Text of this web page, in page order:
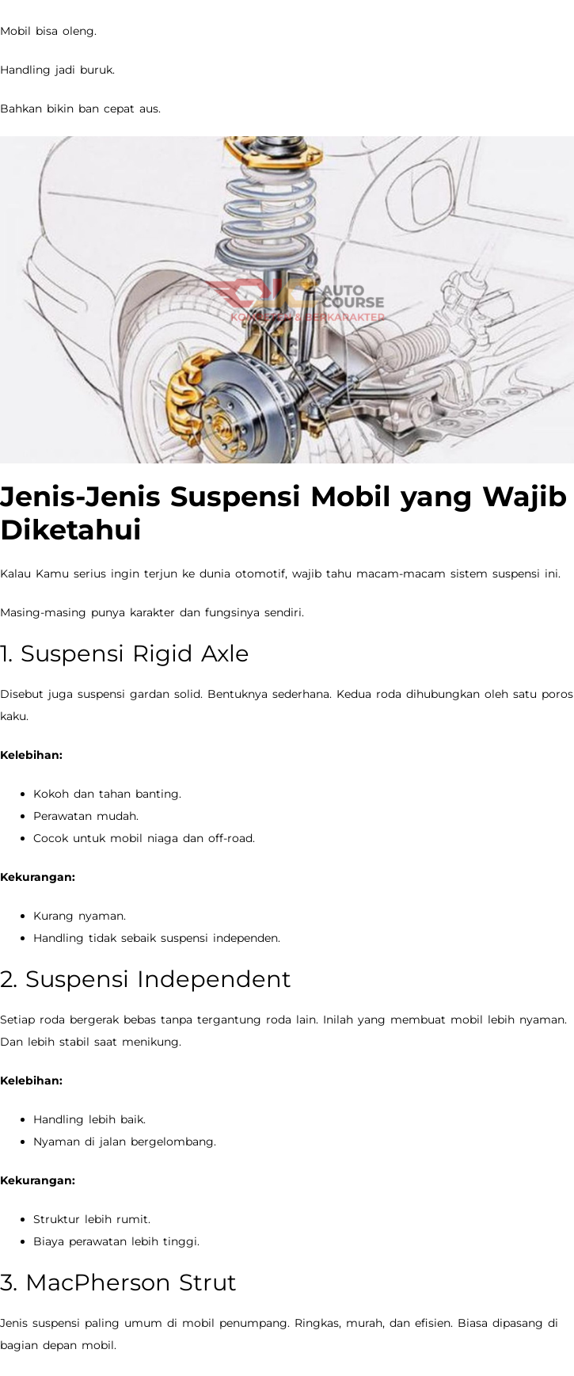
Mobil bisa oleng.
Handling jadi buruk.
Bahkan bikin ban cepat aus.
Jenis-Jenis Suspensi Mobil yang Wajib
Diketahui
Kalau Kamu serius ingin terjun ke dunia otomotif, wajib tahu macam-macam sistem suspensi ini.
Masing-masing punya karakter dan fungsinya sendiri.
1. Suspensi Rigid Axle
Disebut juga suspensi gardan solid. Bentuknya sederhana. Kedua roda dihubungkan oleh satu poros
kaku.
Kelebihan:
Kokoh dan tahan banting.
Perawatan mudah.
Cocok untuk mobil niaga dan off-road.
Kekurangan:
Kurang nyaman.
Handling tidak sebaik suspensi independen.
2. Suspensi Independent
Setiap roda bergerak bebas tanpa tergantung roda lain. Inilah yang membuat mobil lebih nyaman.
Dan lebih stabil saat menikung.
Kelebihan:
Handling lebih baik.
Nyaman di jalan bergelombang.
Kekurangan:
Struktur lebih rumit.
Biaya perawatan lebih tinggi.
3. MacPherson Strut
Jenis suspensi paling umum di mobil penumpang. Ringkas, murah, dan efisien. Biasa dipasang di
bagian depan mobil.